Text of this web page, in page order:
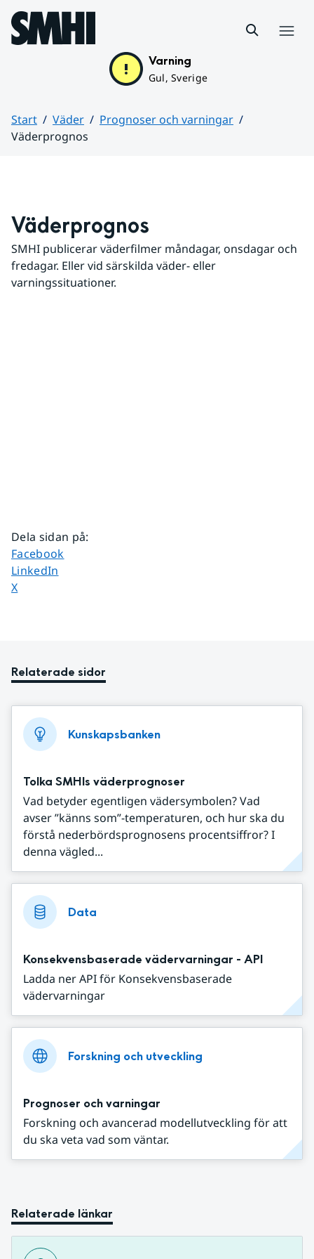
Hoppa till sidans innehåll
Varning
Gul, Sverige
Start Väder
Prognoser och varningar
Väderprognos
Väderprognos
SMHI publicerar väderfilmer måndagar, onsdagar och
fredagar. Eller vid särskilda väder- eller
varningssituationer.
Dela sidan på:
Dela sidan på
Facebook
Dela sidan på
LinkedIn
Dela sidan på
X
Relaterade sidor
Kunskapsbanken
Tolka SMHIs väderprognoser
Vad betyder egentligen vädersymbolen? Vad
avser ”känns som”-temperaturen, och hur ska du
förstå nederbördsprognosens procentsiffror? I
denna vägled...
Data
Konsekvensbaserade vädervarningar - API
Ladda ner API för Konsekvensbaserade
vädervarningar
Forskning och utveckling
Prognoser och varningar
Forskning och avancerad modellutveckling för att
du ska veta vad som väntar.
Relaterade länkar